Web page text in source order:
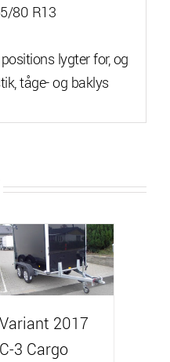
80 R13
lygter for, og
tåge- og baklys
Variant 2017
C-3 Cargo